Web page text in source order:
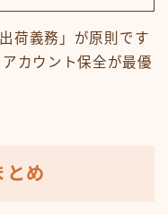
荷義務」が原則です
カウント保全が最優
とめ